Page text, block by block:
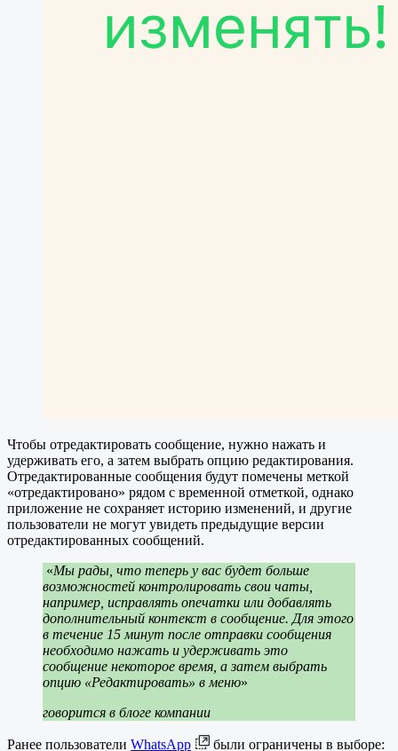
Чтобы отредактировать сообщение, нужно нажать и
удерживать его, а затем выбрать опцию редактирования.
Отредактированные сообщения будут помечены меткой
«отредактировано» рядом с временной отметкой, однако
приложение не сохраняет историю изменений, и другие
пользователи не могут увидеть предыдущие версии
отредактированных сообщений.
«Мы рады, что теперь у вас будет больше
возможностей контролировать свои чаты,
например, исправлять опечатки или добавлять
дополнительный контекст в сообщение. Для этого
в течение 15 минут после отправки сообщения
необходимо нажать и удерживать это
сообщение некоторое время, а затем выбрать
опцию «Редактировать» в меню»
говорится в блоге компании
Ранее пользователи WhatsApp
были ограничены в выборе: